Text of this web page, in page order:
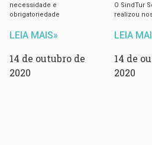
necessidade e
obrigatoriedade
LEIA MAIS»
14 de outubro de
2020
O SindTur
realizou
LEIA
14 de
2020